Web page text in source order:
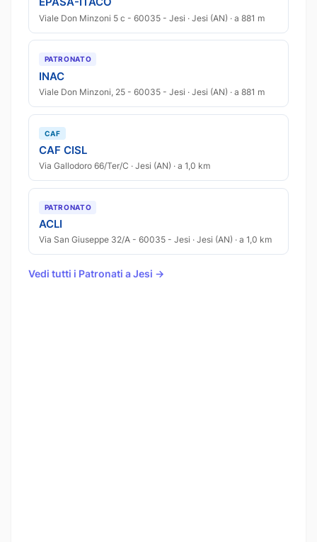
Viale Don Minzoni 5 c - 60035 - Jesi · Jesi (AN) · a 881 m
PATRONATO
INAC
Viale Don Minzoni, 25 - 60035 - Jesi · Jesi (AN) · a 881 m
CAF
CAF CISL
Via Gallodoro 66/Ter/C · Jesi (AN) · a 1,0 km
PATRONATO
ACLI
Via San Giuseppe 32/A - 60035 - Jesi · Jesi (AN) · a 1,0 km
Vedi tutti i Patronati a Jesi →